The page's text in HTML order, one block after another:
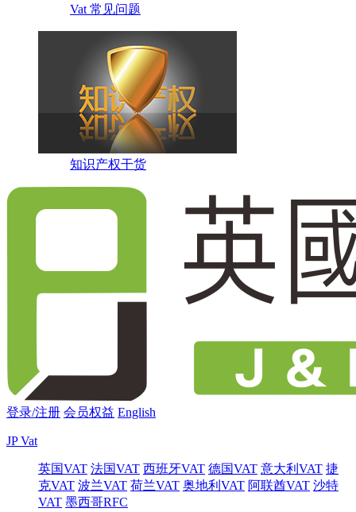
Vat 常见问题
知识产权干货
登录/注册 会员权益 English
JP Vat
英国VAT 法国VAT 西班牙VAT 德国VAT 意大利VAT 捷
克VAT 波兰VAT 荷兰VAT 奥地利VAT 阿联酋VAT 沙特
VAT 墨西哥RFC